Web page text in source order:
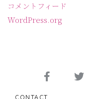
コメントフィード
WordPress.org
CONTACT